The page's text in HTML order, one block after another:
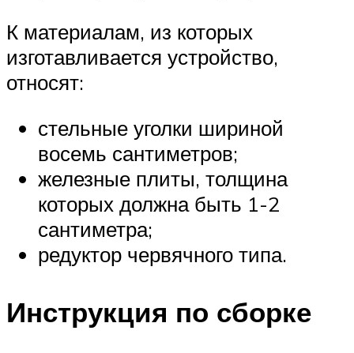
К материалам, из которых
изготавливается устройство,
относят:
стельные уголки шириной
восемь сантиметров;
железные плиты, толщина
которых должна быть 1-2
сантиметра;
редуктор червячного типа.
Инструкция по сборке